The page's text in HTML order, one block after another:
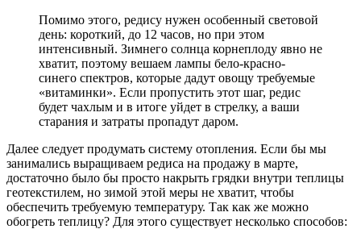
Помимо этого, редису нужен особенный световой
день: короткий, до 12 часов, но при этом
интенсивный. Зимнего солнца корнеплоду явно не
хватит, поэтому вешаем лампы бело-красно-
синего спектров, которые дадут овощу требуемые
«витаминки». Если пропустить этот шаг, редис
будет чахлым и в итоге уйдет в стрелку, а ваши
старания и затраты пропадут даром.
Далее следует продумать систему отопления. Если бы мы
занимались выращиваем редиса на продажу в марте,
достаточно было бы просто накрыть грядки внутри теплицы
геотекстилем, но зимой этой меры не хватит, чтобы
обеспечить требуемую температуру. Так как же можно
обогреть теплицу? Для этого существует несколько способов: